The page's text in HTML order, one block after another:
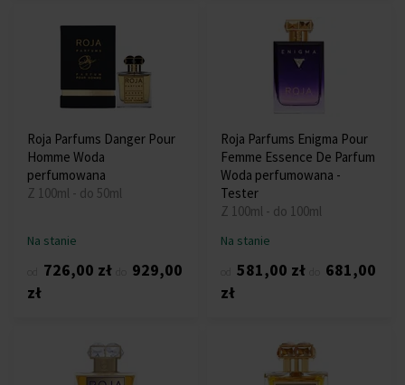
Roja Parfums Danger Pour
Homme Woda
perfumowana
Z 100ml - do 50ml
Na stanie
726,00 zł
929,00
zł
Roja Parfums Enigma Pour
Femme Essence De Parfum
Woda perfumowana -
Tester
Z 100ml - do 100ml
Na stanie
581,00 zł
681,00
zł